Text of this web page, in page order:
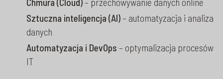
Sztuczna inteligencja (AI)– automatyzacja i analiza
danych
Automatyzacja i DevOps – optymalizacja procesów
IT